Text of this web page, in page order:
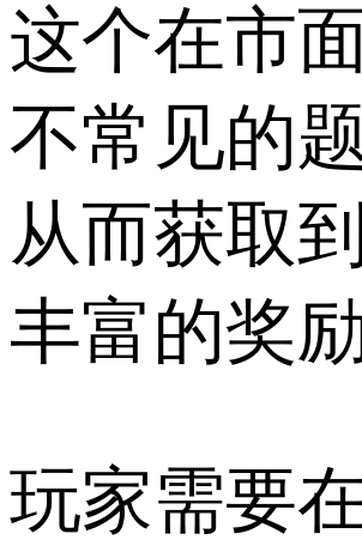
这个在市
不常见的
从而获取
丰富的奖励
玩家需要